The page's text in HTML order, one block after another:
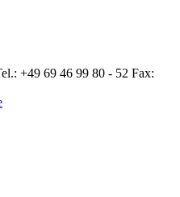
+49 69 46 99 80 - 52 Fax: